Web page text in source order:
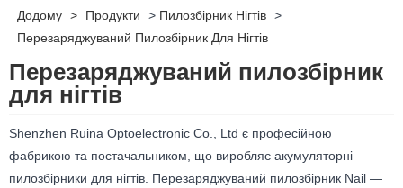
Додому > Продукти > Пилозбірник Нігтів >
Перезаряджуваний Пилозбірник Для Нігтів
Перезаряджуваний пилозбірник
для нігтів
Shenzhen Ruina Optoelectronic Co., Ltd є професійною
фабрикою та постачальником, що виробляє акумуляторні
пилозбірники для нігтів. Перезаряджуваний пилозбірник Nail —